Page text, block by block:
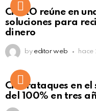
Not
CiNKO reúne en
soluciones para
dinero
by editor web hace
Ciberataques en
del 100% en tres